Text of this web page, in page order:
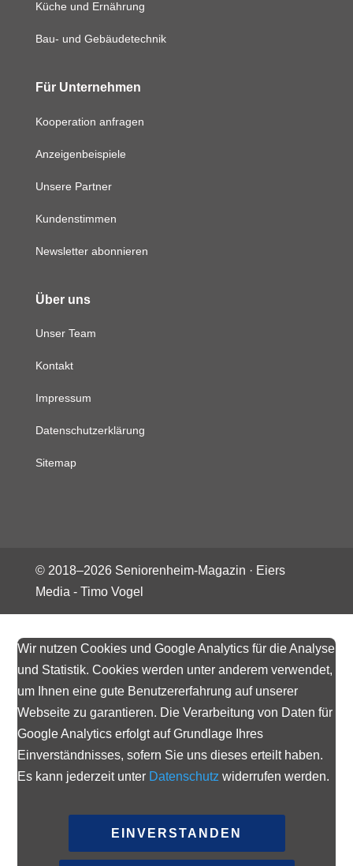
Küche und Ernährung
Bau- und Gebäudetechnik
Für Unternehmen
Kooperation anfragen
Anzeigenbeispiele
Unsere Partner
Kundenstimmen
Newsletter abonnieren
Über uns
Unser Team
Kontakt
Impressum
Datenschutzerklärung
Sitemap
© 2018–2026Seniorenheim-Magazin · Eiers
Media - Timo Vogel
Wir nutzen Cookies und Google Analytics für die Analyse
und Statistik. Cookies werden unter anderem verwendet,
um Ihnen eine gute Benutzererfahrung auf unserer
Webseite zu garantieren. Die Verarbeitung von Daten für
Google Analytics erfolgt auf Grundlage Ihres
Einverständnisses, sofern Sie uns dieses erteilt haben.
Es kann jederzeit unter Datenschutz widerrufen werden.
EINVERSTANDEN